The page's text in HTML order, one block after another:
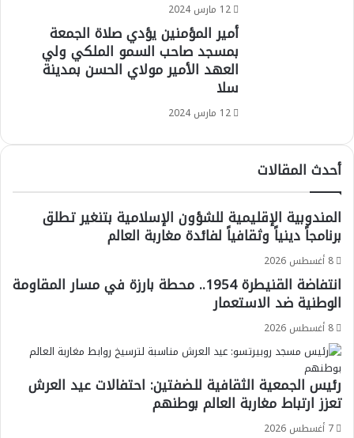
12 مارس 2024
أمير المؤمنين يؤدي صلاة الجمعة
بمسجد صاحب السمو الملكي ولي
العهد الأمير مولاي الحسن بمدينة
سلا
12 مارس 2024
أحدث المقالات
المندوبية الإقليمية للشؤون الإسلامية بتنغير تطلق
برنامجاً دينياً وثقافياً لفائدة مغاربة العالم
8 أغسطس 2026
انتفاضة القنيطرة 1954.. محطة بارزة في مسار المقاومة
الوطنية ضد الاستعمار
8 أغسطس 2026
رئيس الجمعية الثقافية للضفتين: احتفالات عيد العرش
تعزز ارتباط مغاربة العالم بوطنهم
7 أغسطس 2026